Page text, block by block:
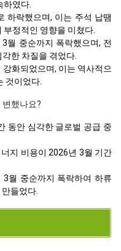
하였다.
하락했으며, 이는 주석 납땜
부정적인 영향을 미쳤다.
월 중순까지 폭락했으며, 전
한 차질을 겪었다.
화되었으며, 이는 역사적으
것이었다.
했나요?
동안 심각한 글로벌 공급 중
지 비용이 2026년 3월 기간
월 중순까지 폭락하여 하류
들었다.